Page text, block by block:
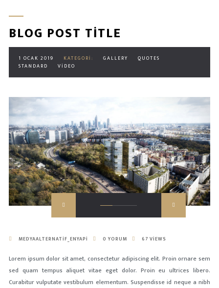
BLOG POST TITLE
1 OCAK 2019 KATEGORI: GALLERY
QUOTES
STANDARD
VIDEO
MEDYAALTERNATIF_ENYAPI 0 YORUM 67 VIEWS
Lorem ipsum dolor sit amet, consectetur adipiscing elit. Proin ornare sem
sed quam tempus aliquet vitae eget dolor. Proin eu ultrices libero.
Curabitur vulputate vestibulum elementum. Suspendisse id neque a nibh